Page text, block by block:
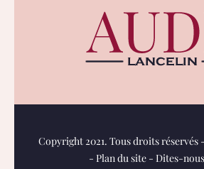
Copyright 2021. Tous droits réservés -
- Plan du site- Dites-